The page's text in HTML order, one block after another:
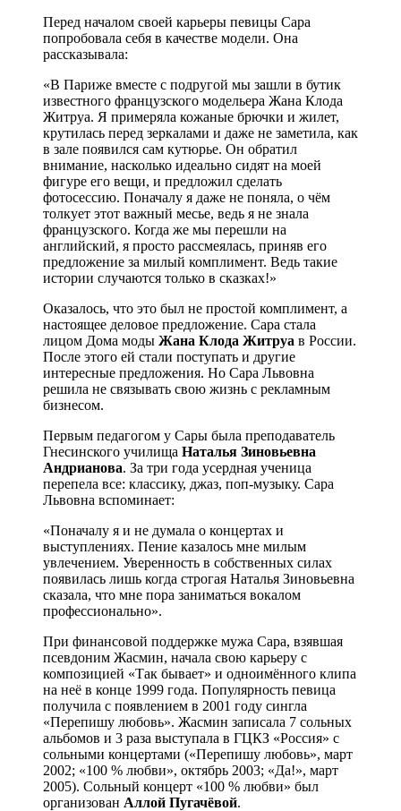
Перед началом своей карьеры певицы Сара
попробовала себя в качестве модели. Она
рассказывала:
«В Париже вместе с подругой мы зашли в бутик
известного французского модельера Жана Клода
Житруа. Я примеряла кожаные брючки и жилет,
крутилась перед зеркалами и даже не заметила, как
в зале появился сам кутюрье. Он обратил
внимание, насколько идеально сидят на моей
фигуре его вещи, и предложил сделать
фотосессию. Поначалу я даже не поняла, о чём
толкует этот важный месье, ведь я не знала
французского. Когда же мы перешли на
английский, я просто рассмеялась, приняв его
предложение за милый комплимент. Ведь такие
истории случаются только в сказках!»
Оказалось, что это был не простой комплимент, а
настоящее деловое предложение. Сара стала
лицом Дома моды Жана Клода Житруа в России.
После этого ей стали поступать и другие
интересные предложения. Но Сара Львовна
решила не связывать свою жизнь с рекламным
бизнесом.
Первым педагогом у Сары была преподаватель
Гнесинского училища Наталья Зиновьевна
Андрианова. За три года усердная ученица
перепела все: классику, джаз, поп-музыку. Сара
Львовна вспоминает:
«Поначалу я и не думала о концертах и
выступлениях. Пение казалось мне милым
увлечением. Уверенность в собственных силах
появилась лишь когда строгая Наталья Зиновьевна
сказала, что мне пора заниматься вокалом
профессионально».
При финансовой поддержке мужа Сара, взявшая
псевдоним Жасмин, начала свою карьеру с
композицией «Так бывает» и одноимённого клипа
на неё в конце 1999 года. Популярность певица
получила с появлением в 2001 году сингла
«Перепишу любовь». Жасмин записала 7 сольных
альбомов и 3 раза выступала в ГЦКЗ «Россия» с
сольными концертами («Перепишу любовь», март
2002; «100 % любви», октябрь 2003; «Да!», март
2005). Сольный концерт «100 % любви» был
организован Аллой Пугачёвой.